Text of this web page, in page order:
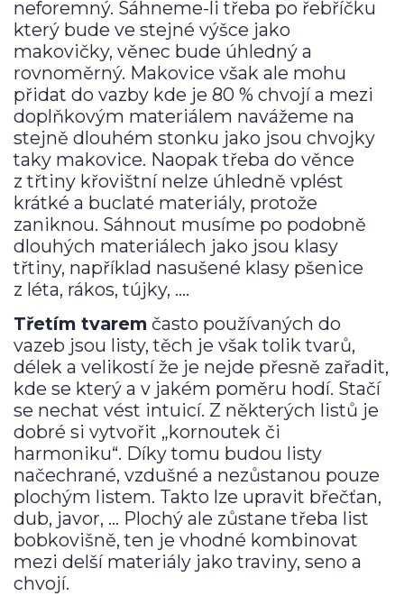
neforemný. Sáhneme-li třeba po řebříčku
který bude ve stejné výšce jako
makovičky, věnec bude úhledný a
rovnoměrný. Makovice však ale mohu
přidat do vazby kde je 80 % chvojí a mezi
doplňkovým materiálem navážeme na
stejně dlouhém stonku jako jsou chvojky
taky makovice. Naopak třeba do věnce
z třtiny křovištní nelze úhledně vplést
krátké a buclaté materiály, protože
zaniknou. Sáhnout musíme po podobně
dlouhých materiálech jako jsou klasy
třtiny, například nasušené klasy pšenice
z léta, rákos, tújky, ….
Třetím tvarem často používaných do
vazeb jsou listy, těch je však tolik tvarů,
délek a velikostí že je nejde přesně zařadit,
kde se který a v jakém poměru hodí. Stačí
se nechat vést intuicí. Z některých listů je
dobré si vytvořit „kornoutek či
harmoniku“. Díky tomu budou listy
načechrané, vzdušné a nezůstanou pouze
plochým listem. Takto lze upravit břečťan,
dub, javor, … Plochý ale zůstane třeba list
bobkovišně, ten je vhodné kombinovat
mezi delší materiály jako traviny, seno a
chvojí.